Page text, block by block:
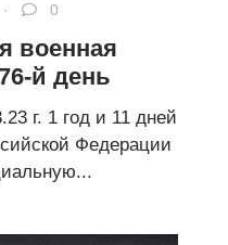
· 0
военная
й день
г. 1 год и 11 дней
Федерации